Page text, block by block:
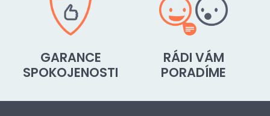
GARANCE
SPOKOJENOSTI
RÁDI VÁM
PORADÍME